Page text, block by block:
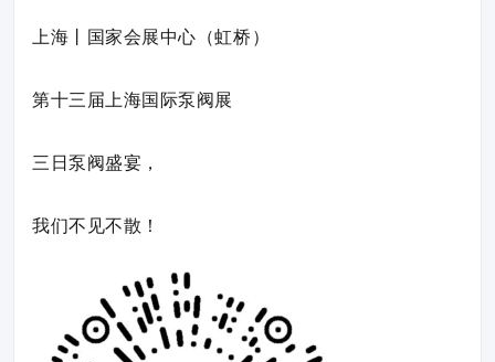
上海丨国家会展中心（虹桥）
第十三届上海国际泵阀展
三日泵阀盛宴，
我们不见不散！